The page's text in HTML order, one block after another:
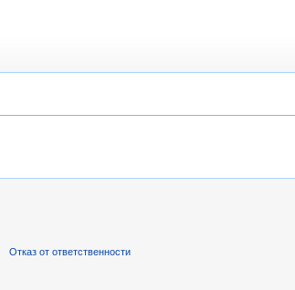
Отказ от ответственности